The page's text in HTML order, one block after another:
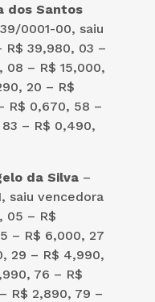
dos Santos
0001-00, saiu
R$ 39,980, 03 –
08 – R$ 15,000,
20 – R$
R$ 0,670, 58 –
– R$ 0,490,
da Silva –
saiu vencedora
05 – R$
– R$ 6,000, 27
29 – R$ 4,990,
76 – R$
R$ 2,890, 79 –